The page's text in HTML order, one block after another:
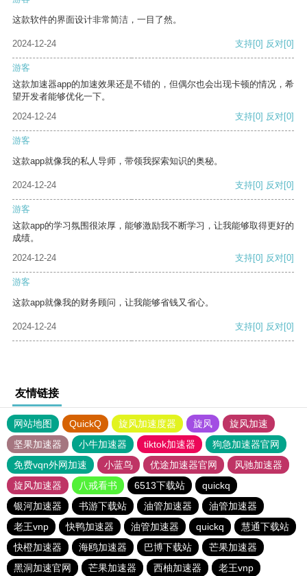
这款软件的界面设计非常简洁，一目了然。
2024-12-24 支持[0] 反对[0]
游客
这款加速器app的加速效果还是不错的，但偶尔也会出现卡顿的情况，希
望开发者能够优化一下。
2024-12-24
支持[0] 反对[0]
游客
这款app就像我的私人导师，带领我探索知识的奥秘。
2024-12-24 支持[0] 反对[0]
游客
这款app的学习氛围很浓厚，能够激励我不断学习，让我能够取得更好的
成绩。
2024-12-24
支持[0] 反对[0]
游客
这款app就像我的财务顾问，让我能够省钱又省心。
2024-12-24 支持[0] 反对[0]
友情链接
网站地图 QuickQ 旋风加速度器 旋风
旋风加速
坚果加速器
小牛加速器 tiktok加速器
狗急加速器官网
免费vqn外网加速
小蓝鸟 优途加速器官网
风驰加速器
旋风加速器
八戒看书 6513下载站
quickq
银河加速器
书游下载站 油管加速器
油管加速器
老王vnp
快鸭加速器 油管加速器 quickq
慧通下载站
快橙加速器
海鸥加速器 巴博下载站
芒果加速器
黑洞加速官网
芒果加速器 西柚加速器 老王vnp